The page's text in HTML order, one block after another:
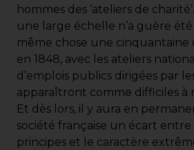
hommes des ‘ateliers de
une large échelle n’a guère été
même chose une cinquantaine
en 1848, avec les ateliers
d’emplois publics dirigées par
apparaîtront comme difficiles à
Et dès lors, il y aura en
société française un écart
principes et le caractère